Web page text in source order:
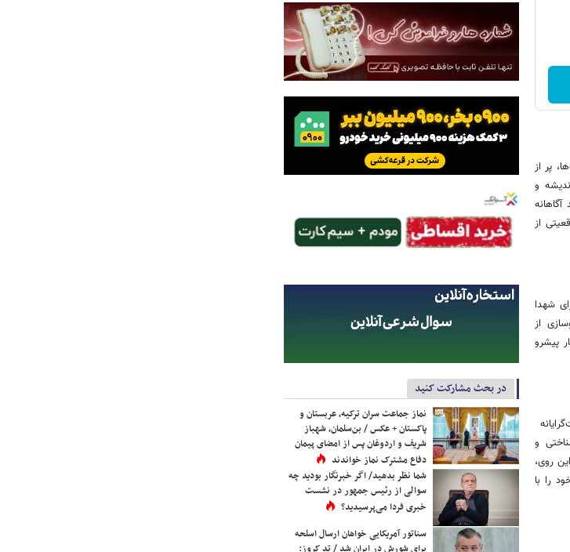
پر از
و
از
شهدا
از
پیشرو
و
روی،
را با
در بحث مشارکت کنید
نماز جماعت سران ترکیه، عربستان و
پاکستان + عکس / بن‌سلمان، شهباز
شریف و اردوغان پس از امضای پیمان
دفاع مشترک نماز خواندند
شما نظر بدهید/ اگر خبرنگار بودید چه
سوالی از رئیس جمهور در نشست
خبری فردا می‌پرسیدید؟
سناتور آمریکایی خواهان ارسال اسلحه